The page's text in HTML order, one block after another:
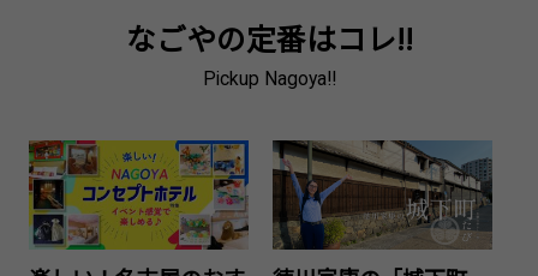
なごやの定番はコレ!!
Pickup Nagoya!!